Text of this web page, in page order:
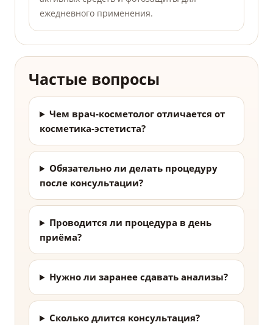
ежедневного применения.
Частые вопросы
Чем врач-косметолог отличается от
косметика-эстетиста?
Обязательно ли делать процедуру
после консультации?
Проводится ли процедура в день
приёма?
Нужно ли заранее сдавать анализы?
Сколько длится консультация?